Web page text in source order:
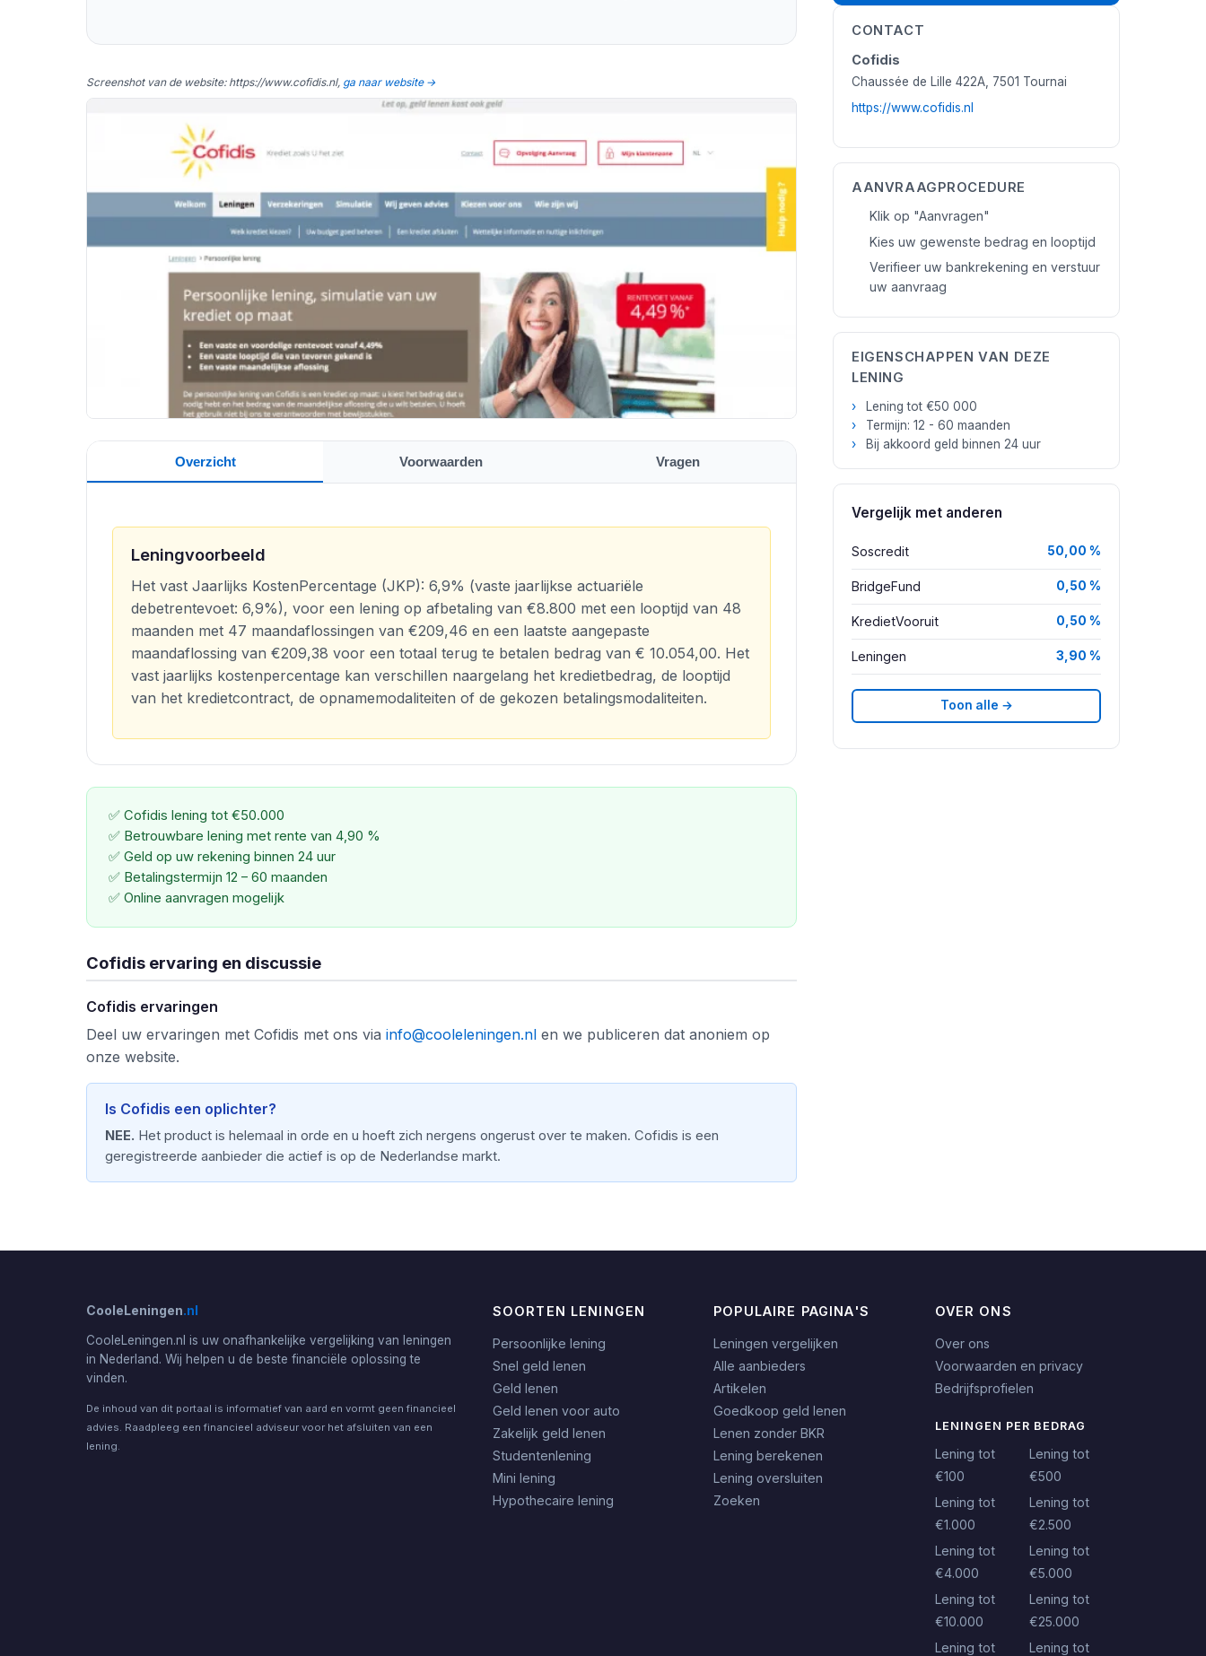
Screenshot van de website: https://www.cofidis.nl, ga naar website →
Overzicht Voorwaarden Vragen
Leningvoorbeeld
Het vast Jaarlijks KostenPercentage (JKP): 6,9% (vaste jaarlijkse actuariële
debetrentevoet: 6,9%), voor een lening op afbetaling van €8.800 met een looptijd van 48
maanden met 47 maandaflossingen van €209,46 en een laatste aangepaste
maandaflossing van €209,38 voor een totaal terug te betalen bedrag van € 10.054,00. Het
vast jaarlijks kostenpercentage kan verschillen naargelang het kredietbedrag, de looptijd
van het kredietcontract, de opnamemodaliteiten of de gekozen betalingsmodaliteiten.
✅ Cofidis lening tot €50.000
✅ Betrouwbare lening met rente van 4,90 %
✅ Geld op uw rekening binnen 24 uur
✅ Betalingstermijn 12 – 60 maanden
✅ Online aanvragen mogelijk
Cofidis ervaring en discussie
Cofidis ervaringen
Deel uw ervaringen met Cofidis met ons via info@cooleleningen.nl en we publiceren dat anoniem op
onze website.
Is Cofidis een oplichter?
NEE. Het product is helemaal in orde en u hoeft zich nergens ongerust over te maken. Cofidis is een
geregistreerde aanbieder die actief is op de Nederlandse markt.
CONTACT
Cofidis
Chaussée de Lille 422A, 7501 Tournai
https://www.cofidis.nl
AANVRAAGPROCEDURE
Klik op "Aanvragen"
Kies uw gewenste bedrag en looptijd
Verifieer uw bankrekening en verstuur
uw aanvraag
EIGENSCHAPPEN VAN DEZE
LENING
Lening tot €50 000
Termijn: 12 - 60 maanden
Bij akkoord geld binnen 24 uur
Vergelijk met anderen
Soscredit 50,00 %
BridgeFund 0,50 %
KredietVooruit 0,50 %
Leningen 3,90 %
Toon alle →
CooleLeningen.nl
CooleLeningen.nl is uw onafhankelijke vergelijking van leningen
in Nederland. Wij helpen u de beste financiële oplossing te
vinden.
De inhoud van dit portaal is informatief van aard en vormt geen financieel
advies. Raadpleeg een financieel adviseur voor het afsluiten van een
lening.
SOORTEN LENINGEN
Persoonlijke lening
Snel geld lenen
Geld lenen
Geld lenen voor auto
Zakelijk geld lenen
Studentenlening
Mini lening
Hypothecaire lening
POPULAIRE PAGINA'S
Leningen vergelijken
Alle aanbieders
Artikelen
Goedkoop geld lenen
Lenen zonder BKR
Lening berekenen
Lening oversluiten
Zoeken
OVER ONS
Over ons
Voorwaarden en privacy
Bedrijfsprofielen
LENINGEN PER BEDRAG
Lening tot
€100
Lening tot
€500
Lening tot
€1.000
Lening tot
€2.500
Lening tot
€4.000
Lening tot
€5.000
Lening tot
€10.000
Lening tot
€25.000
Lening tot
Lening tot